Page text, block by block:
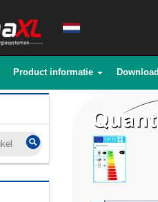
Product informatie